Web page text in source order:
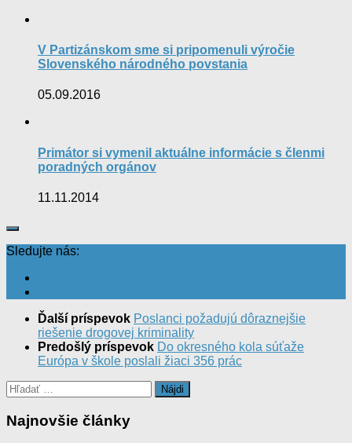
V Partizánskom sme si pripomenuli výročie
Slovenského národného povstania
05.09.2016
Primátor si vymenil aktuálne informácie s členmi
poradných orgánov
11.11.2014
Sledujte nás:
Ďalší príspevok Poslanci požadujú dôraznejšie
riešenie drogovej kriminality
Predošlý príspevok Do okresného kola súťaže
Európa v škole poslali žiaci 356 prác
Hľadať:
Najnovšie články